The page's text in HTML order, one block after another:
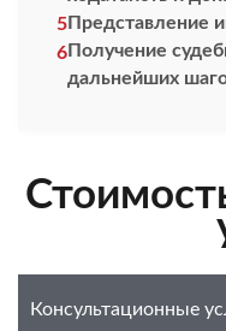
5Представление
6Получение
дальнейших
Консультационные